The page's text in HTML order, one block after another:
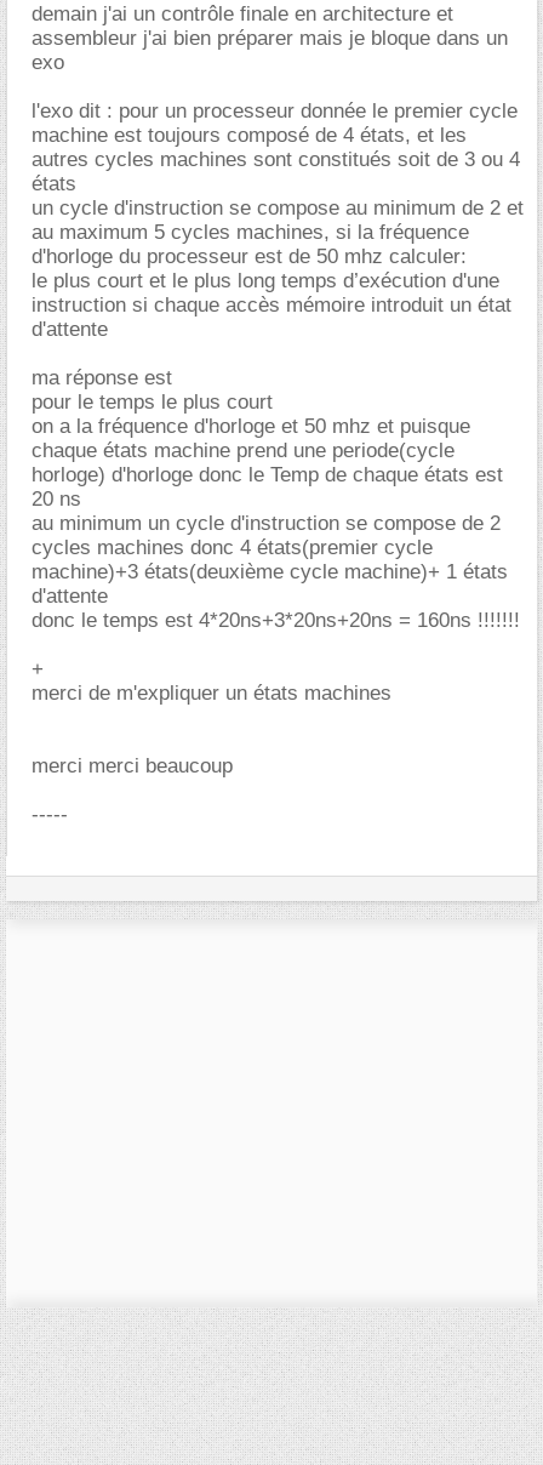
demain j'ai un contrôle finale en architecture et
assembleur j'ai bien préparer mais je bloque dans un
exo
l'exo dit : pour un processeur donnée le premier cycle
machine est toujours composé de 4 états, et les
autres cycles machines sont constitués soit de 3 ou 4
états
un cycle d'instruction se compose au minimum de 2 et
au maximum 5 cycles machines, si la fréquence
d'horloge du processeur est de 50 mhz calculer:
le plus court et le plus long temps d’exécution d'une
instruction si chaque accès mémoire introduit un état
d'attente
ma réponse est
pour le temps le plus court
on a la fréquence d'horloge et 50 mhz et puisque
chaque états machine prend une periode(cycle
horloge) d'horloge donc le Temp de chaque états est
20 ns
au minimum un cycle d'instruction se compose de 2
cycles machines donc 4 états(premier cycle
machine)+3 états(deuxième cycle machine)+ 1 états
d'attente
donc le temps est 4*20ns+3*20ns+20ns = 160ns !!!!!!!
+
merci de m'expliquer un états machines
merci merci beaucoup
-----